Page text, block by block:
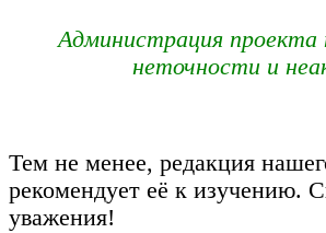
Администрация
неточности и
Тем не менее, редакция
рекомендует её к изучению.
уважения!